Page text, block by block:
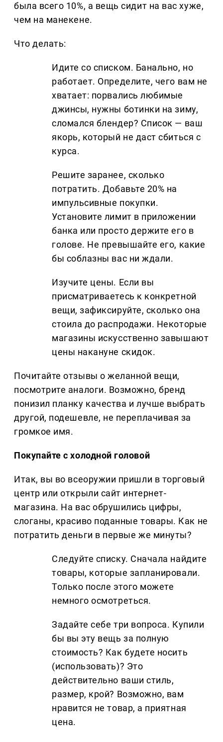
была всего 10%, а вещь сидит на вас хуже,
чем на манекене.
Что делать:
Идите со списком. Банально, но
работает. Определите, чего вам не
хватает: порвались любимые
джинсы, нужны ботинки на зиму,
сломался блендер? Список — ваш
якорь, который не даст сбиться с
курса.
Решите заранее, сколько
потратить. Добавьте 20% на
импульсивные покупки.
Установите лимит в приложении
банка или просто держите его в
голове. Не превышайте его, какие
бы соблазны вас ни ждали.
Изучите цены. Если вы
присматриваетесь к конкретной
вещи, зафиксируйте, сколько она
стоила до распродажи. Некоторые
магазины искусственно завышают
цены накануне скидок.
Почитайте отзывы о желанной вещи,
посмотрите аналоги. Возможно, бренд
понизил планку качества и лучше выбрать
другой, подешевле, не переплачивая за
громкое имя.
Покупайте с холодной головой
Итак, вы во всеоружии пришли в торговый
центр или открыли сайт интернет-
магазина. На вас обрушились цифры,
слоганы, красиво поданные товары. Как не
потратить деньги в первые же минуты?
Следуйте списку. Сначала найдите
товары, которые запланировали.
Только после этого можете
немного осмотреться.
Задайте себе три вопроса. Купили
бы вы эту вещь за полную
стоимость? Как будете носить
(использовать)? Это
действительно ваши стиль,
размер, крой? Возможно, вам
нравится не товар, а приятная
цена.